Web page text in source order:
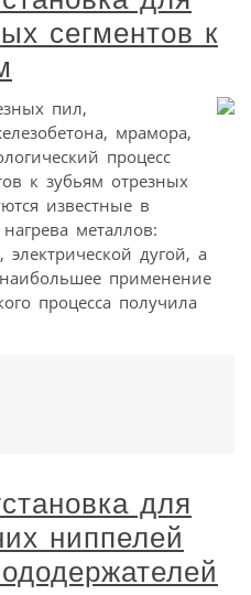
сегментов к
пил,
мрамора,
процесс
к зубьям отрезных
известные в
металлов:
дугой, а
применение
процесса получила
для
ниппелей